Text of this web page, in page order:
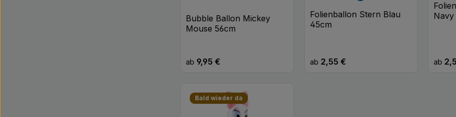
Bubble Ballon Mickey
Mouse 56cm
Regulärer Preis:
ab 9,95 €
Folienballon Stern Blau
45cm
Regulärer Preis:
ab 2,55 € ab
Bald wieder da